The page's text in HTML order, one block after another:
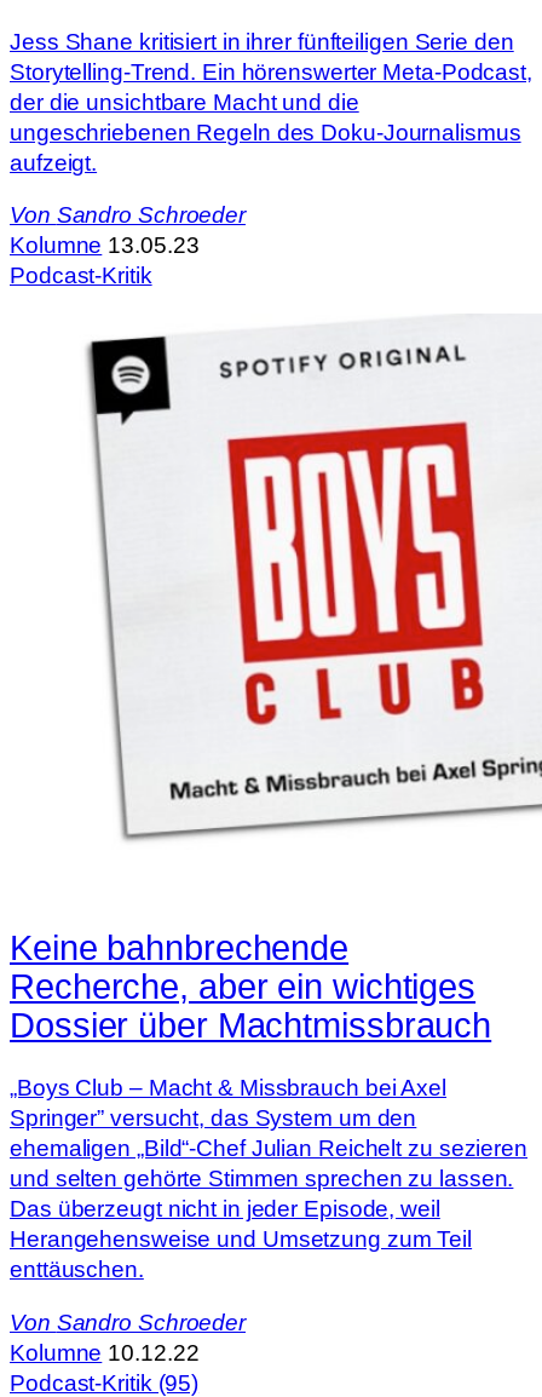
Jess Shane kritisiert in ihrer fünfteiligen Serie den
Storytelling-Trend. Ein hörenswerter Meta-Podcast,
der die unsichtbare Macht und die
ungeschriebenen Regeln des Doku-Journalismus
aufzeigt.
Von Sandro Schroeder
Kolumne 13.05.23
Podcast-Kritik
Keine bahnbrechende
Recherche, aber ein wichtiges
Dossier über Machtmissbrauch
„Boys Club – Macht & Missbrauch bei Axel
Springer” versucht, das System um den
ehemaligen „Bild“-Chef Julian Reichelt zu sezieren
und selten gehörte Stimmen sprechen zu lassen.
Das überzeugt nicht in jeder Episode, weil
Herangehensweise und Umsetzung zum Teil
enttäuschen.
Von Sandro Schroeder
Kolumne 10.12.22
Podcast-Kritik (95)